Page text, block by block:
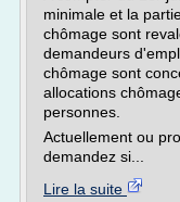
minimale et la
chômage sont
demandeurs
chômage sont
allocations
personnes.
Actuellement ou
demandez si...
Lire la suite